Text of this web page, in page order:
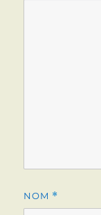
NOM *